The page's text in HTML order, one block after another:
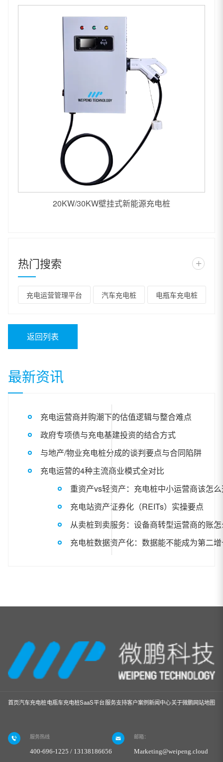
20KW/30KW壁挂式新能源充电桩
热门搜索 +
充电运营管理平台 汽车充电桩 电瓶车充电桩
返回列表
最新资讯
充电运营商并购潮下的估值逻辑与整合难点
政府专项债与充电基建投资的结合方式
与地产/物业充电桩分成的谈判要点与合同陷阱
充电运营的4种主流商业模式全对比
重资产vs轻资产：充电桩中小运营商该怎
充电站资产证券化（REITs）实操要点
从卖桩到卖服务：设备商转型运营商的账
充电桩数据资产化：数据能不能成为第二
首页汽车充电桩电瓶车充电桩SaaS平台服务支持客户案例新闻中心关于微鹏网站地图
服务热线
400-696-1225 / 13138186656
邮箱：
Marketing@weipeng.cloud